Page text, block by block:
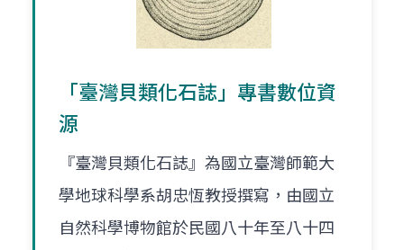
「臺灣貝類化石誌」專書數位資
源
『臺灣貝類化石誌』為國立臺灣師範大
學地球科學系胡忠恆教授撰寫，由國立
自然科學博物館於民國八十年至八十四